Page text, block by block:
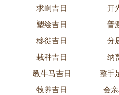
求嗣吉日
开
塑绘吉日
普
移徙吉日
分
栽种吉日
纳
教牛马吉日
整手
牧养吉日
会